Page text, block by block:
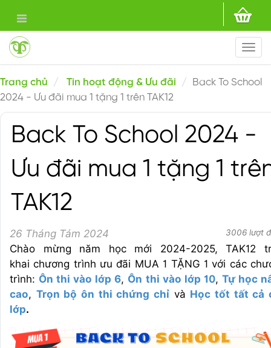
Trang chủ Tin hoạt động & Ưu đãi
Back To School
2024 - Ưu đãi mua 1 tặng 1 trên TAK12
Back To School 2024 -
Ưu đãi mua 1 tặng 1
TAK12
26 Tháng Tám 2024 3006 lượt
Chào mừng năm học mới 2024-2025, TAK12
khaichương trình ưu đãi MUA 1 TẶNG 1 với các
trình: Ôn thi vào lớp 6, Ôn thi vào lớp 10, Tự học
cao, Trọn bộ ôn thi chứng chỉ và Học tốt tất cả
lớp.